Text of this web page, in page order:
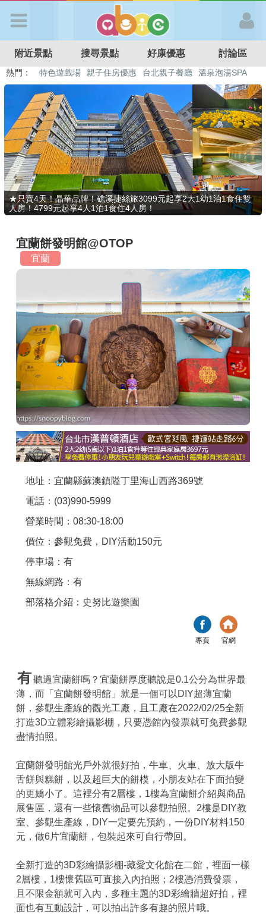
APP登入
首 頁
搜尋景點
好康優惠
最新消息
最新留言
推薦景點
討論區
聯絡我們
APP下載
附近景點 搜尋景點 好康優惠 討論區
熱門： 特色遊戲場 親子住房優惠 台北親子餐廳
溫泉泡湯SPA
溜滑梯民宿
觀光工廠 DIY摘果 日本親子景點
★只賣4天！晶華品牌！礁溪捷絲旅3099元起享2大1幼1泊1食住雙
人房！4799元起享4人1泊1食住4人房！
宜蘭餅發明館@OTOP
宜蘭
地址：宜蘭縣蘇澳鎮隘丁里海山西路369號
電話：(03)990-5999
營業時間：08:30-18:00
價位：參觀免費，DIY活動150元
停車場：有
無線網路：有
部落格介紹： 史努比遊樂園
專頁 官網
有聽過宜蘭餅嗎？宜蘭餅厚度聽說是0.1公分為世界最
薄，而「宜蘭餅發明館」就是一個可以DIY超薄宜蘭
餅，參觀生產線的觀光工廠，且工廠在2022/02/25全新
打造3D立體彩繪攝影棚，只要憑館內發票就可免費參觀
盡情拍照。
宜蘭餅發明館光戶外就很好拍，牛車、火車、放大版牛
舌餅與糕餅，以及超巨大的餅模，小朋友站在下面拍變
的更嬌小了。這裡分有2層樓，1樓為宜蘭餅介紹與商品
展售區，還有一些懷舊物品可以參觀拍照。2樓是DIY教
室、參觀生產線，DIY一定要先預約，一份DIY材料150
元，做6片宜蘭餅，包裝起來可自行帶回。
全新打造的3D彩繪攝影棚-藏愛文化館在二館，裡面一樣
2層樓，1樓懷舊區可直接入內拍照；2樓憑消費發票，
且不限金額就可入內，多種主題的3D彩繪牆超好拍，裡
面也有互動設計，可以拍出許多有趣的照片哦。